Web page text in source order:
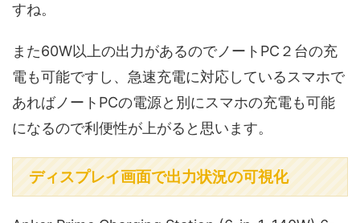
すね。
また60W以上の出力があるのでノートPC２台の充
電も可能ですし、急速充電に対応しているスマホで
あればノートPCの電源と別にスマホの充電も可能
になるので利便性が上がると思います。
ディスプレイ画面で出力状況の可視化